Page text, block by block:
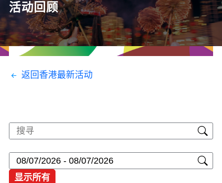
活动回顾
返回香港最新活动
显示所有